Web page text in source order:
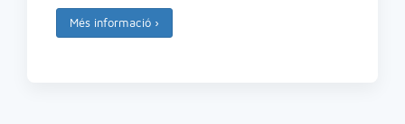
Més informació ›